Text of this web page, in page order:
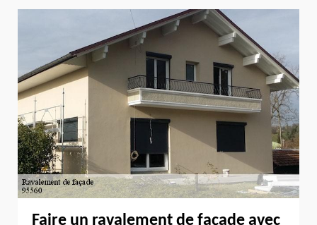
Faire un ravalement de façade avec